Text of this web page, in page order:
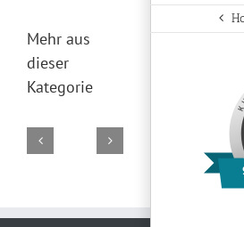
Mehr aus
dieser
Kategorie
Jena
Jena
Jena